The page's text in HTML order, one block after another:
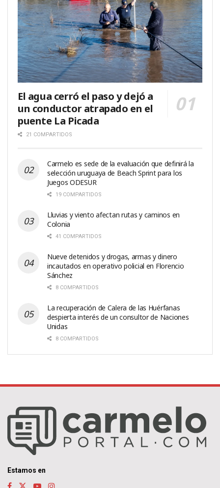
El agua cerró el paso y dejó a
un conductor atrapado en el
puente La Picada
21 COMPARTIDOS
Carmelo es sede de la evaluación que definirá la
selección uruguaya de Beach Sprint para los
Juegos ODESUR
19 COMPARTIDOS
Lluvias y viento afectan rutas y caminos en
Colonia
41 COMPARTIDOS
Nueve detenidos y drogas, armas y dinero
incautados en operativo policial en Florencio
Sánchez
8 COMPARTIDOS
La recuperación de Calera de las Huérfanas
despierta interés de un consultor de Naciones
Unidas
8 COMPARTIDOS
Estamos en